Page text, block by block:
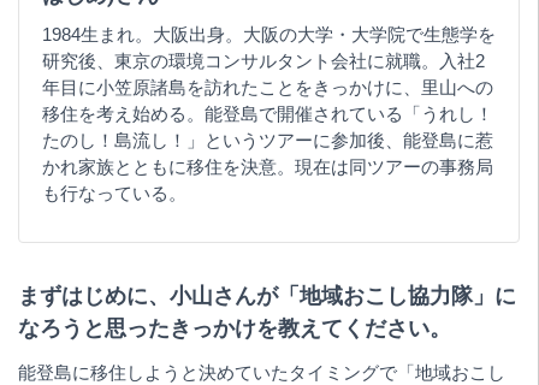
1984生まれ。大阪出身。大阪の大学・大学院で生態学を
研究後、東京の環境コンサルタント会社に就職。入社2
年目に小笠原諸島を訪れたことをきっかけに、里山への
移住を考え始める。能登島で開催されている「うれし！
たのし！島流し！」というツアーに参加後、能登島に惹
かれ家族とともに移住を決意。現在は同ツアーの事務局
も行なっている。
まずはじめに、小山さんが「地域おこし協力隊」に
なろうと思ったきっかけを教えてください。
能登島に移住しようと決めていたタイミングで「地域おこし